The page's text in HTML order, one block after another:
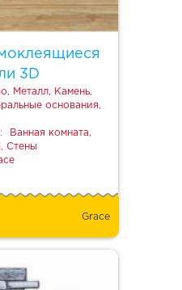
3D
Металл, Камень,
основания,
Ванная комната,
Стены
Grace